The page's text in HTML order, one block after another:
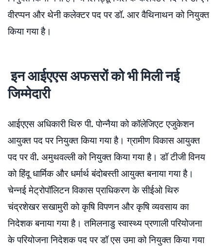
वीरप्पन और थेनी कलेक्टर पद पर डॉ. आर वैथिनाथन को नियुक्त
किया गया है।
इन आईएएस अफसरों को भी मिली नई
जिम्मेदारी
आईएएस अधिकारी थिरु पी. पोन्नैया को कॉलेजिएट एजुकेशन
आयुक्त पद पर नियुक्त किया गया है। ग्रामीण विकास आयुक्त
पद पर वी. अमुथवल्ली को नियुक्त किया गया है। डॉ टीजी विनय
को हिंदू धार्मिक और धर्मार्थ बंदोबस्ती आयुक्त बनाया गया है।
चेन्नई मेट्रोपॉलिटन विकास प्राधिकरण के सीईओ थिरु
चंद्रशेखर सखामुरी को कृषि विपणन और कृषि व्यवसाय का
निदेशक बनाया गया है। तमिलनाडु स्वास्थ्य प्रणाली परियोजना
के परियोजना निदेशक पद पर डॉ एस उमा को नियुक्त किया गया